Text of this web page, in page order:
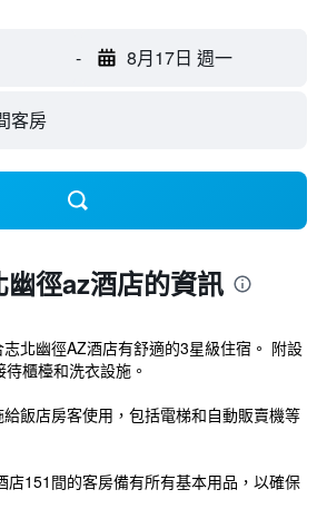
- 8月17日 週一
客房
徑az酒店的資訊
北幽徑AZ酒店有舒適的3星級住宿。 附設
櫃檯和洗衣設施。
飯店房客使用，包括電梯和自動販賣機等
店151間的客房備有所有基本用品，以確保